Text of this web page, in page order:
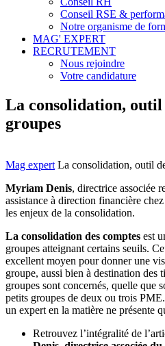
Conseil RSE &
Notre organisme de
MAG' EXPERT
RECRUTEMENT
Nous rejoindre
Votre candidature
La consolidation, outil
groupes
Mag expert La consolidation, outil
Myriam Denis, directrice associée
assistance à direction financière chez
les enjeux de la consolidation.
La consolidation des comptes est
groupes atteignant certains seuils.
excellent moyen pour donner une
groupe, aussi bien à destination des
groupes sont concernés, quelle que
petits groupes de deux ou trois
un expert en la matière ne présente
Retrouvez l’intégralité de